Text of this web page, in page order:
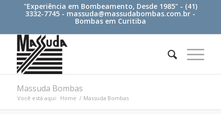
"Experiência em Bombeamento, Desde 1985" - (41)
3332-7745 - massuda@massudabombas.com.br -
Bombas em Curitiba
Massuda Bombas
Você está aqui: Home / Massuda Bombas